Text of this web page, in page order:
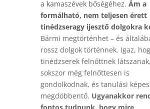
a kamaszévek bőségéhez. Ám a
formálható, nem teljesen érett
tinédzseragy ijesztő dolgokra
Bármi megtörténhet – és
rossz dolgok történnek. Igaz,
tinédzserek felnőttnek látszanak,
sokszor még felnőttesen is
gondolkodnak, és tanulási
megdöbbentő. Ugyanakkor
fontos tudnunk, hogy mire